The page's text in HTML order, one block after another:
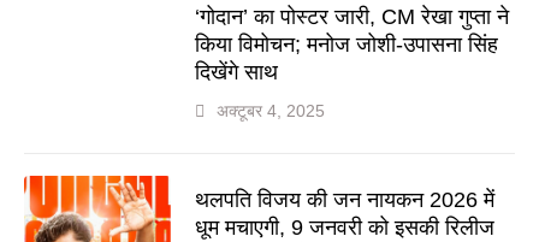
‘गोदान’ का पोस्टर जारी, CM रेखा गुप्ता ने
किया विमोचन; मनोज जोशी-उपासना सिंह
दिखेंगे साथ
अक्टूबर 4, 2025
थलपति विजय की जन नायकन 2026 में
धूम मचाएगी, 9 जनवरी को इसकी रिलीज